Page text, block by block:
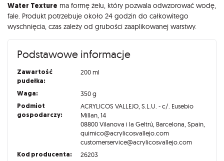
Water Texture ma formę żelu, który pozwala odwzorować wodę,
fale. Produkt potrzebuje około 24 godzin do całkowitego
wyschnięcia, czas zależy od grubości zaaplikowanej warstwy.
Podstawowe informacje
Zawartość
pudełka:
200 ml
Waga: 350 g
Podmiot
gospodarczy:
ACRYLICOS VALLEJO, S.L.U. - c/. Eusebio
Millan, 14
08800 Vilanova i la Geltrú, Barcelona, Spain,
quimico@acrylicosvallejo.com
customerservice@acrylicosvallejo.com
Kod producenta: 26203